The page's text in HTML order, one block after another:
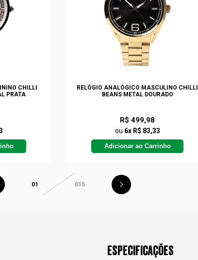
CHILLI
PRATA
RELÓGIO ANALÓGICO MASCULINO CHILLI
BEANS METAL DOURADO
R$ 499,98
ou 6x R$ 83,33
Adicionar ao Carrinho
01 015
ESPECIFICAÇÕES